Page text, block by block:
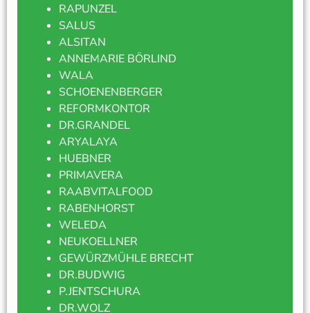
RAPUNZEL
SALUS
ALSITAN
ANNEMARIE BÖRLIND
WALA
SCHOENENBERGER
REFORMKONTOR
DR.GRANDEL
ARYALAYA
HUEBNER
PRIMAVERA
RAABVITALFOOD
RABENHORST
WELEDA
NEUKOELLNER
GEWÜRZMÜHLE BRECHT
DR.BUDWIG
P.JENTSCHURA
DR.WOLZ